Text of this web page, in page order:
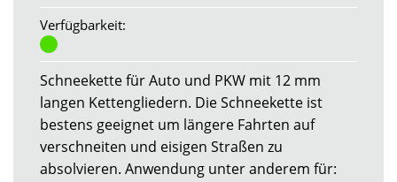
Verfügbarkeit:
Schneekette für Auto und PKW mit 12 mm
langen Kettengliedern. Die Schneekette ist
bestens geeignet um längere Fahrten auf
verschneiten und eisigen Straßen zu
absolvieren. Anwendung unter anderem für: